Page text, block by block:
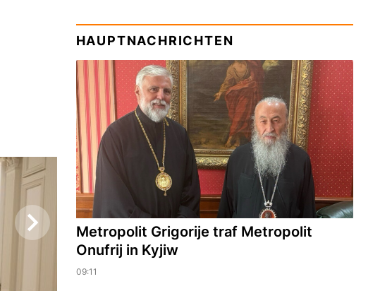
HAUPTNACHRICHTEN
Metropolit Grigorije traf Metropolit
Onufrij in Kyjiw
09:11